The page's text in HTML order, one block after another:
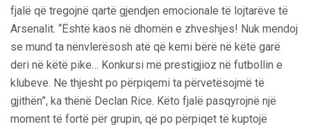
fjalë që tregojnë qartë gjendjen emocionale të lojtarëve të
Arsenalit. “Është kaos në dhomën e zhveshjes! Nuk mendoj
se mund ta nënvlerësosh atë që kemi bërë në këtë garë
deri në këtë pike… Konkursi më prestigjioz në futbollin e
klubeve. Ne thjesht po përpiqemi ta përvetësojmë të
gjithën”, ka thënë Declan Rice. Këto fjalë pasqyrojnë një
moment të fortë për grupin, që po përpiqet të kuptojë